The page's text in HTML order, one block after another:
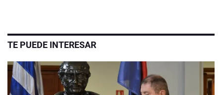
TE PUEDE INTERESAR